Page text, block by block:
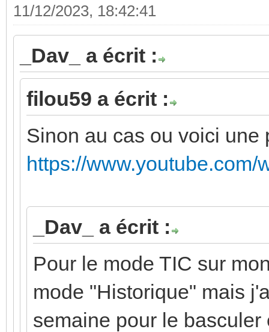
11/12/2023, 18:42:41
_Dav_ a écrit :
filou59 a écrit :
Sinon au cas ou voici
https://www.youtube.com/
_Dav_ a écrit :
Pour le mode TIC sur
mode "Historique" mais
semaine pour le